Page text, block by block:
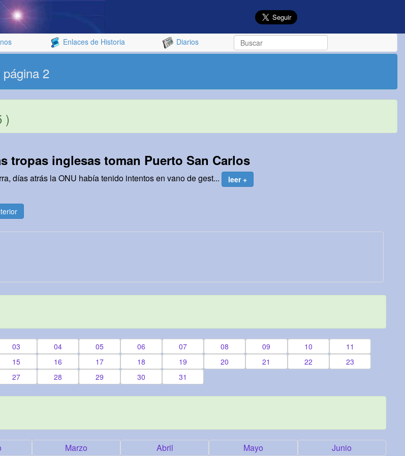
Enlaces de Historia Diarios
2
)
tropas inglesas toman Puerto San Carlos
días atrás la ONU había tenido intentos en vano de gest... leer +
03 04 05 06 07 08 09 10
11
15 16 17 18 19 20 21 22
23
27 28 29 30 31
Marzo Abril Mayo Junio